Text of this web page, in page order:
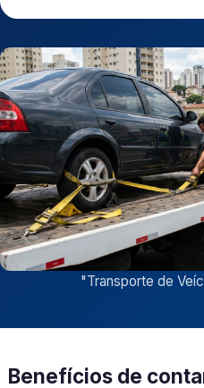
"Transporte de
Benefícios de